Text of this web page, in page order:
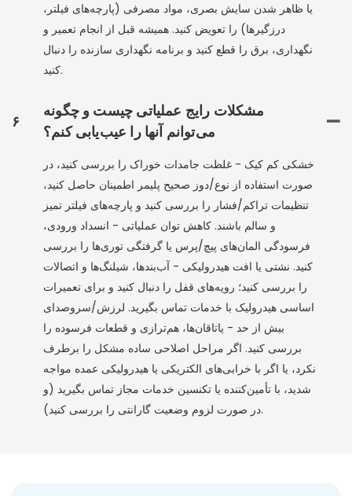
یا ظاهر شدن سایش بصری، مواد مصرفی (پارچه‌های فیلتر،
درزگیرها) را تعویض کنید. همیشه قبل از انجام تعمیر و
نگهداری، برق را قطع کنید و برنامه نگهداری سازنده را دنبال
کنید.
۶
مشکلات رایج عملیاتی چیست و چگونه
می‌توانم آنها را عیب‌یابی کنم؟
خشکی کم کیک - غلظت جامدات خوراک را بررسی کنید، در
صورت استفاده از نوع/دوز صحیح پلیمر اطمینان حاصل کنید،
تنظیمات تراکم/فشار را بررسی کنید و پارچه‌های فیلتر تمیز
و سالم باشند. کاهش توان عملیاتی - انسداد ورودی،
فرسودگی المان‌های پیچ/پرس یا گرفتگی توری‌ها را بررسی
کنید. نشتی یا افت هیدرولیکی - آب‌بندها، شیلنگ‌ها و اتصالات
را بررسی کنید؛ رویه‌های قفل را دنبال کنید و برای تعمیرات
اساسی هیدرولیک با خدمات تماس بگیرید. لرزش/سروصدای
بیش از حد - یاتاقان‌ها، هم‌ترازی و قطعات فرسوده را
بررسی کنید. اگر مراحل اصلاحی ساده مشکل را برطرف
نکرد، یا اگر با خرابی‌های الکتریکی یا هیدرولیکی عمده مواجه
شدید، با تأمین‌کننده یا تکنسین خدمات مجاز تماس بگیرید (و
در صورت لزوم وضعیت گارانتی را بررسی کنید).